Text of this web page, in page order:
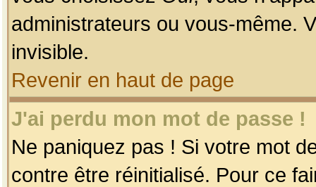
administrateurs ou vous-même.
invisible.
Revenir en haut de page
J'ai perdu mon mot de passe !
Ne paniquez pas ! Si votre mot
contre être réinitialisé. Pour ce